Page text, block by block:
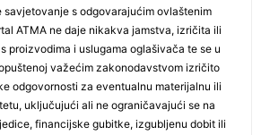
savjetovanje s odgovarajućim ovlaštenim
ATMA ne daje nikakva jamstva, izričita ili
proizvodima i uslugama oglašivača te se u
važećim zakonodavstvom izričito
odgovornosti za eventualnu materijalnu ili
uključujući ali ne ograničavajući se na
financijske gubitke, izgubljenu dobit ili